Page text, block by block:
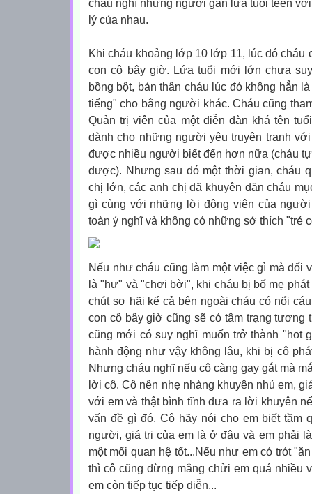
cháu nghĩ những người gần lứa tuổi teen
lý của nhau.
Khi cháu khoảng lớp 10 lớp 11, lúc đó cháu
con cô bây giờ. Lứa tuổi mới lớn chưa
bồng bột, bản thân cháu lúc đó không hẳn
tiếng" cho bằng người khác. Cháu cũng
Quản trị viên của một diễn đàn khá tên
dành cho những người yêu truyện tranh
được nhiều người biết đến hơn nữa (cháu
được). Nhưng sau đó một thời gian, cháu
chị lớn, các anh chị đã khuyên dăn cháu
gì cùng với những lời động viên của
toàn ý nghĩ và không có những sở thích "trẻ
Nếu như cháu cũng làm một việc gì mà đối
là "hư" và "chơi bời", khi cháu bị bố mẹ
chút sợ hãi kể cả bên ngoài cháu có nổi
con cô bây giờ cũng sẽ có tâm trạng
cũng mới có suy nghĩ muốn trở thành "hot
hành động như vậy không lâu, khi bị cô
Nhưng cháu nghĩ nếu cô càng gay gắt mà
lời cô. Cô nên nhẹ nhàng khuyên nhủ em,
với em và thật bình tĩnh đưa ra lời khuyên
vấn đề gì đó. Cô hãy nói cho em biết tầm
người, giá trị của em là ở đâu và em phải
một mối quan hệ tốt...Nếu như em có trót
thì cô cũng đừng mắng chửi em quá nhiều
em còn tiếp tục tiếp diễn...